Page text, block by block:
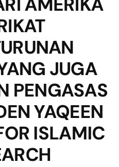
JUGA
PENGASAS
YAQEEN
ISLAMIC